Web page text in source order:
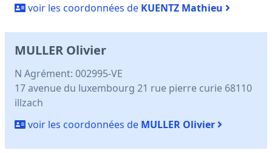
voir les coordonnées de KUENTZ Mathieu
MULLER Olivier
N Agrément: 002995-VE
17 avenue du luxembourg 21 rue pierre curie 68110
illzach
voir les coordonnées de MULLER Olivier